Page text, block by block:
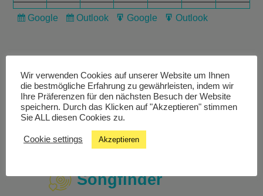
Subscribe
Google
Subscribe
Outlook
Export
Google
Export
Outlook
Livestream
Studiochat
Songfinder
Wir verwenden Cookies auf unserer Website um Ihnen
die bestmögliche Erfahrung zu gewährleisten, indem wir
Ihre Präferenzen für den nächsten Besuch der Website
speichern. Durch das Klicken auf "Akzeptieren" stimmen
Sie ALL diesen Cookies zu.
Cookie settings Akzeptieren